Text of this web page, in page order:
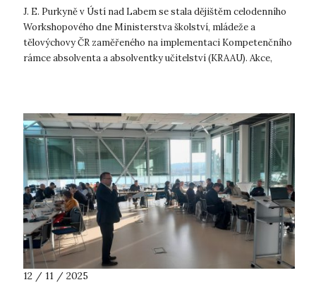
workshop MŠMT
J. E. Purkyně v Ústí nad Labem se stala dějištěm celodenního
Workshopového dne Ministerstva školství, mládeže a
tělovýchovy ČR zaměřeného na implementaci Kompetenčního
rámce absolventa a absolventky učitelství (KRAAU). Akce,
12 / 11 / 2025